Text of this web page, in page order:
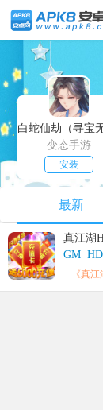
变态手游
安装
最新
真江湖
GM HD